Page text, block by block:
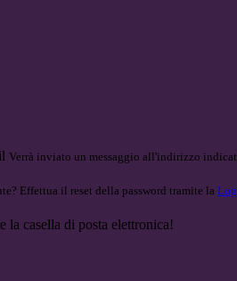
Verrà inviato un messaggio all'indirizzo
Effettua il reset della password tramite la
la casella di posta elettronica!